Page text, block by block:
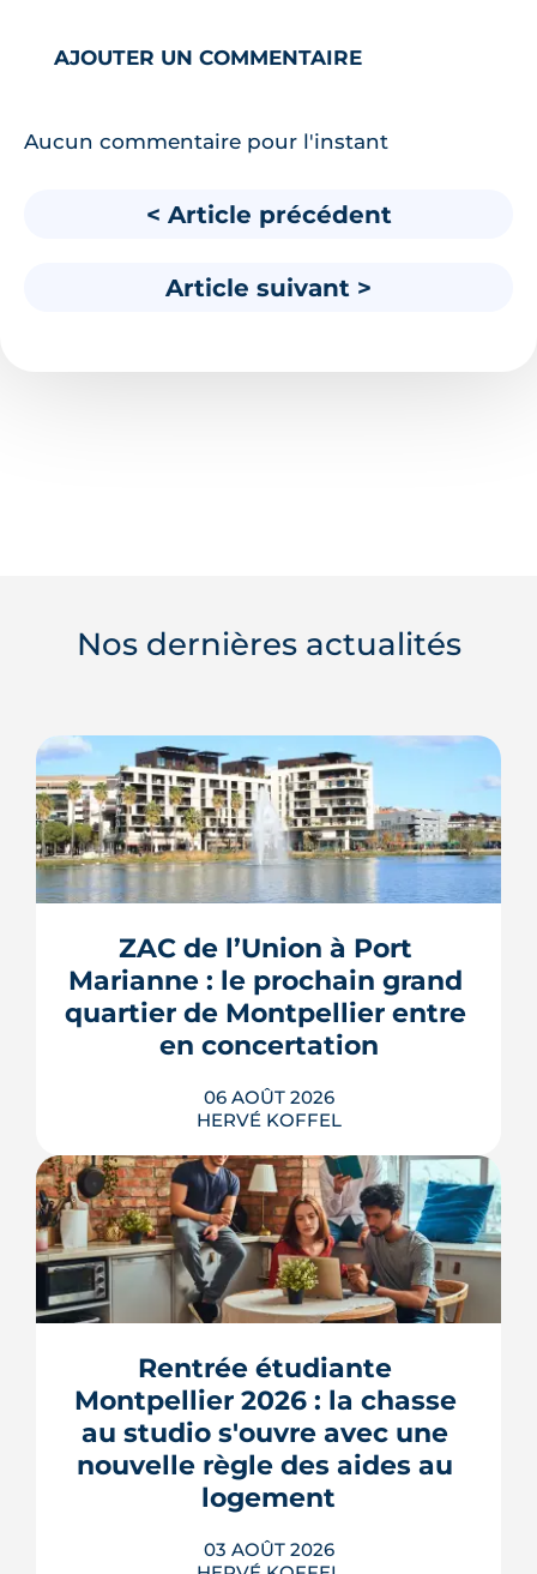
AJOUTER UN COMMENTAIRE
Aucun commentaire pour l'instant
< Article précédent
Article suivant >
Nos dernières actualités
ZAC de l’Union à Port
Marianne : le prochain grand
quartier de Montpellier entre
en concertation
06 AOÛT 2026
HERVÉ KOFFEL
Montpellier prépare la dernière grande
pièce de Port Marianne. La ZAC de
l'Union, entrée dans une nouvelle
phase de concertation, veut
transformer un secteur sans identité en
quartier d'habitat.
LIRE L'ARTICLE
Rentrée étudiante
Montpellier 2026 : la chasse
au studio s'ouvre avec une
nouvelle règle des aides au
logement
03 AOÛT 2026